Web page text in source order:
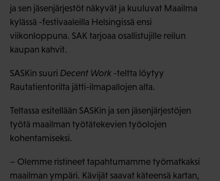
ja sen jäsenjärjestöt näkyvät ja kuuluvat Maailma
kylässä -festivaaleilla Helsingissä ensi
viikonloppuna. SAK tarjoaa osallistujille reilun
kaupan kahvit.
SASKin suuri Decent Work -teltta löytyy
Rautatientorilta jätti-ilmapallojen alta.
Teltassa esitellään SASKin ja sen jäsenjärjestöjen
työtä maailman työtätekevien työolojen
kohentamiseksi.
– Olemme ristineet tapahtumamme työmatkaksi
maailman ympäri. Kävijät saavat käteensä kartan,